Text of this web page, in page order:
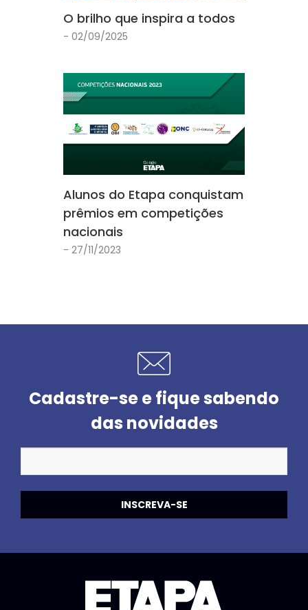
O brilho que inspira a todos
- 02/09/2025
Alunos do Etapa conquistam
prêmios em competições
nacionais
- 27/11/2023
Cadastre-se e fique sabendo
das novidades